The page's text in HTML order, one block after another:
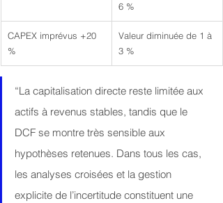
6 %
CAPEX imprévus +20
%
Valeur diminuée de 1 à
3 %
“La capitalisation directe reste limitée aux
actifs à revenus stables, tandis que le
DCF se montre très sensible aux
hypothèses retenues. Dans tous les cas,
les analyses croisées et la gestion
explicite de l’incertitude constituent une